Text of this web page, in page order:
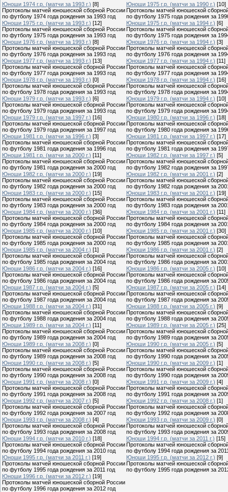
Юноши 1974 г.р. (матчи за 1993 г.) [8]
Протоколы матчей юношеской сборной России
по футболу 1974 года рождения за 1993 год
Юноши 1975 г.р. (матчи за 1990 г.) [10]
Протоколы матчей юношеской
по футболу 1975 года рождения за
Юноши 1975 г.р. (матчи за 1993 г.) [12]
Протоколы матчей юношеской сборной России
по футболу 1975 года рождения за 1993 год
Юноши 1975 г.р. (матчи за 1994 г.) [6]
Протоколы матчей юношеской
по футболу 1975 года рождения за
Юноши 1976 г.р. (матчи за 1993 г.) [8]
Протоколы матчей юношеской сборной России
по футболу 1976 года рождения за 1993 год
Юноши 1976 г.р. (матчи за 1994 г.) [3]
Протоколы матчей юношеской
по футболу 1976 года рождения за
Юноши 1977 г.р. (матчи за 1993 г.) [13]
Протоколы матчей юношеской сборной России
по футболу 1977 года рождения за 1993 год
Юноши 1977 г.р. (матчи за 1994 г.) [11]
Протоколы матчей юношеской
по футболу 1977 года рождения за
Юноши 1978 г.р. (матчи за 1993 г.) [0]
Протоколы матчей юношеской сборной России
по футболу 1978 года рождения за 1993 год
Юноши 1978 г.р. (матчи за 1994 г.) [16]
Протоколы матчей юношеской
по футболу 1978 года рождения за
Юноши 1979 г.р. (матчи за 1993 г.) [6]
Протоколы матчей юношеской сборной России
по футболу 1979 года рождения за 1993 год
Юноши 1979 г.р. (матчи за 1994 г.) [10]
Протоколы матчей юношеской
по футболу 1979 года рождения за
Юноши 1979 г.р. (матчи за 1997 г.) [16]
Протоколы матчей юношеской сборной России
по футболу 1979 года рождения за 1997 год
Юноши 1980 г.р. (матчи за 1996 г.) [18]
Протоколы матчей юношеской
по футболу 1980 года рождения за
Юноши 1981 г.р. (матчи за 1996 г.) [3]
Протоколы матчей юношеской сборной России
по футболу 1981 года рождения за 1996 год
Юноши 1981 г.р. (матчи за 1997 г.) [17]
Протоколы матчей юношеской
по футболу 1981 года рождения за
Юноши 1981 г.р. (матчи за 2000 г.) [11]
Протоколы матчей юношеской сборной России
по футболу 1981 года рождения за 2000 год
Юноши 1982 г.р. (матчи за 1997 г.) [5]
Протоколы матчей юношеской
по футболу 1982 года рождения за
Юноши 1982 г.р. (матчи за 2000 г.) [19]
Протоколы матчей юношеской сборной России
по футболу 1982 года рождения за 2000 год
Юноши 1982 г.р. (матчи за 2001 г.) [2]
Протоколы матчей юношеской
по футболу 1982 года рождения за
Юноши 1983 г.р. (матчи за 2000 г.) [15]
Протоколы матчей юношеской сборной России
по футболу 1983 года рождения за 2000 год
Юноши 1983 г.р. (матчи за 2001 г.) [19]
Протоколы матчей юношеской
по футболу 1983 года рождения за
Юноши 1984 г.р. (матчи за 2000 г.) [36]
Протоколы матчей юношеской сборной России
по футболу 1984 года рождения за 2000 год
Юноши 1984 г.р. (матчи за 2001 г.) [11]
Протоколы матчей юношеской
по футболу 1984 года рождения за
Юноши 1985 г.р. (матчи за 2000 г.) [10]
Протоколы матчей юношеской сборной России
по футболу 1985 года рождения за 2000 год
Юноши 1985 г.р. (матчи за 2001 г.) [30]
Протоколы матчей юношеской
по футболу 1985 года рождения за
Юноши 1985 г.р. (матчи за 2004 г.) [1]
Протоколы матчей юношеской сборной России
по футболу 1985 года рождения за 2004 год
Юноши 1986 г.р. (матчи за 2001 г.) [2]
Протоколы матчей юношеской
по футболу 1986 года рождения за
Юноши 1986 г.р. (матчи за 2004 г.) [16]
Протоколы матчей юношеской сборной России
по футболу 1986 года рождения за 2004 год
Юноши 1986 г.р. (матчи за 2005 г.) [10]
Протоколы матчей юношеской
по футболу 1986 года рождения за
Юноши 1987 г.р. (матчи за 2004 г.) [5]
Протоколы матчей юношеской сборной России
по футболу 1987 года рождения за 2004 год
Юноши 1987 г.р. (матчи за 2005 г.) [14]
Протоколы матчей юношеской
по футболу 1987 года рождения за
Юноши 1988 г.р. (матчи за 2004 г.) [31]
Протоколы матчей юношеской сборной России
по футболу 1988 года рождения за 2004 год
Юноши 1988 г.р. (матчи за 2005 г.) [9]
Протоколы матчей юношеской
по футболу 1988 года рождения за
Юноши 1989 г.р. (матчи за 2004 г.) [11]
Протоколы матчей юношеской сборной России
по футболу 1989 года рождения за 2004 год
Юноши 1989 г.р. (матчи за 2005 г.) [25]
Протоколы матчей юношеской
по футболу 1989 года рождения за
Юноши 1989 г.р. (матчи за 2008 г.) [0]
Протоколы матчей юношеской сборной России
по футболу 1989 года рождения за 2008 год
Юноши 1990 г.р. (матчи за 2005 г.) [5]
Протоколы матчей юношеской
по футболу 1990 года рождения за
Юноши 1990 г.р. (матчи за 2008 г.) [5]
Протоколы матчей юношеской сборной России
по футболу 1990 года рождения за 2008 год
Юноши 1990 г.р. (матчи за 2009 г.) [1]
Протоколы матчей юношеской
по футболу 1990 года рождения за
Юноши 1991 г.р. (матчи за 2008 г.) [0]
Протоколы матчей юношеской сборной России
по футболу 1991 года рождения за 2008 год
Юноши 1991 г.р. (матчи за 2009 г.) [4]
Протоколы матчей юношеской
по футболу 1991 года рождения за
Юноши 1992 г.р. (матчи за 2007 г.) [5]
Протоколы матчей юношеской сборной России
по футболу 1992 года рождения за 2007 год
Юноши 1992 г.р. (матчи за 2008 г.) [1]
Протоколы матчей юношеской
по футболу 1992 года рождения за
Юноши 1993 г.р. (матчи за 2008 г.) [4]
Протоколы матчей юношеской сборной России
по футболу 1993 года рождения за 2008 год
Юноши 1993 г.р. (матчи за 2009 г.) [0]
Протоколы матчей юношеской
по футболу 1993 года рождения за
Юноши 1994 г.р. (матчи за 2010 г.) [18]
Протоколы матчей юношеской сборной России
по футболу 1994 года рождения за 2010 год
Юноши 1994 г.р. (матчи за 2011 г.) [15]
Протоколы матчей юношеской
по футболу 1994 года рождения за
Юноши 1995 г.р. (матчи за 2011 г.) [19]
Протоколы матчей юношеской сборной России
по футболу 1995 года рождения за 2011 год
Юноши 1995 г.р. (матчи за 2012 г.) [9]
Протоколы матчей юношеской
по футболу 1995 года рождения за
Юноши 1996 г.р. (матчи за 2012 г.) [19]
Протоколы матчей юношеской сборной России
по футболу 1996 года рождения за 2012 год